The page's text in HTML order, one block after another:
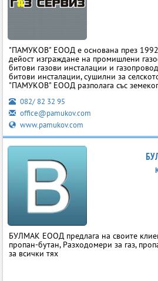
"ПАМУКОВ" ЕООД е основана през 1992
дейост изграждане на промишлени
битови газови инсталации и
битови инсталации, сушилни за
"ПАМУКОВ" ЕООД разполага със
082/ 82 32 95
office@pamukov.com
www.pamukov.com
БУЛМАК ЕООД предлага на своите
пропан-бутан, Разходомери за газ,
за всички тях